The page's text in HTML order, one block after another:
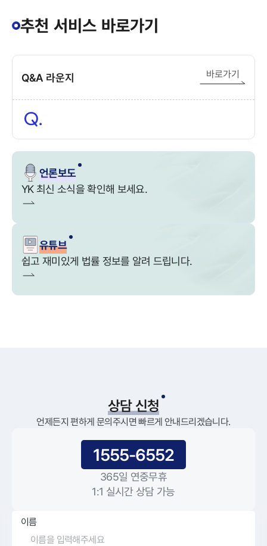
추천 서비스 바로가기
Q&A 라운지 바로가기
언론보도
YK 최신 소식을 확인해 보세요.
유튜브
쉽고 재미있게 법률 정보를 알려 드립니다.
상담 신청
언제든지 편하게 문의주시면 빠르게 안내드리겠습니다.
1555-6552
365일 연중무휴
1:1 실시간 상담 가능
이름